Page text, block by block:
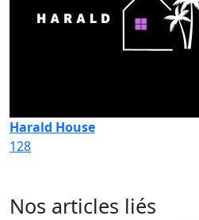
Harald House
128
Nos articles liés